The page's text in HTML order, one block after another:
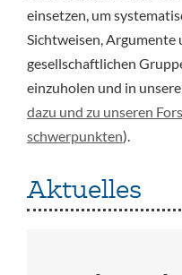
einsetzen, um
Sichtweisen,
gesellschaftlichen
einzuholen und in
dazu und zu unseren
schwerpunkten).
Aktuelles